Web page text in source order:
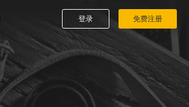
登录 免费注册